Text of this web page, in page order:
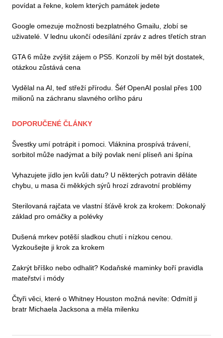
povídat a řekne, kolem kterých památek jedete
Google omezuje možnosti bezplatného Gmailu, zlobí se
uživatelé. V lednu ukončí odesílání zpráv z adres třetích stran
GTA 6 může zvýšit zájem o PS5. Konzolí by měl být dostatek,
otázkou zůstává cena
Vydělal na AI, teď střeží přírodu. Šéf OpenAI poslal přes 100
milionů na záchranu slavného orlího páru
DOPORUČENÉ ČLÁNKY
Švestky umí potrápit i pomoci. Vláknina prospívá trávení,
sorbitol může nadýmat a bílý povlak není plíseň ani špína
Vyhazujete jídlo jen kvůli datu? U některých potravin děláte
chybu, u masa či měkkých sýrů hrozí zdravotní problémy
Sterilovaná rajčata ve vlastní šťávě krok za krokem: Dokonalý
základ pro omáčky a polévky
Dušená mrkev potěší sladkou chutí i nízkou cenou.
Vyzkoušejte ji krok za krokem
Zakrýt bříško nebo odhalit? Kodaňské maminky boří pravidla
mateřství i módy
Čtyři věci, které o Whitney Houston možná nevíte: Odmítl ji
bratr Michaela Jacksona a měla milenku